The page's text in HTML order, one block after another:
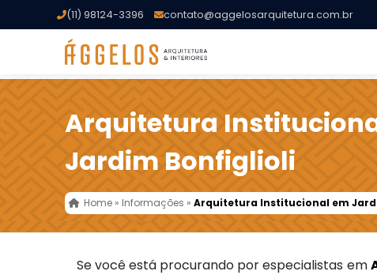
(11) 98124-3396 contato@aggelosarquitetura.com.br
Arquitetura
Jardim Bonfiglioli
Home » Informações »Arquitetura Institucional em
Se você está procurando por especialistas em